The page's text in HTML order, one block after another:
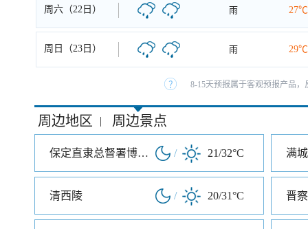
周六（22日） 雨 27℃
周日（23日） 雨 29℃
8-15天预报属于客观预报产品
周边地区 | 周边景点
保定直隶总督署博物馆 / 21/32°C 满
清西陵 / 20/31°C